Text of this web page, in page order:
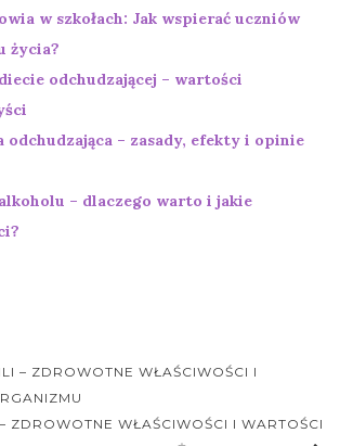
w szkołach: Jak wspierać uczniów
życia?
odchudzającej – wartości
odchudzająca – zasady, efekty i opinie
– dlaczego warto i jakie
– ZDROWOTNE WŁAŚCIWOŚCI I
ZDROWOTNE WŁAŚCIWOŚCI I WARTOŚCI